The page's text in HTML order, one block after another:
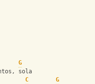
G
sola
C
G